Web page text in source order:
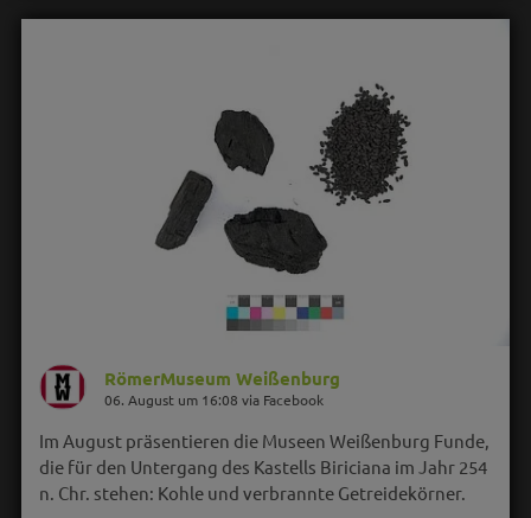
RömerMuseum Weißenburg
06. August um 16:08 via Facebook
Im August präsentieren die Museen Weißenburg Funde,
die für den Untergang des Kastells Biriciana im Jahr 254
n. Chr. stehen: Kohle und verbrannte Getreidekörner.